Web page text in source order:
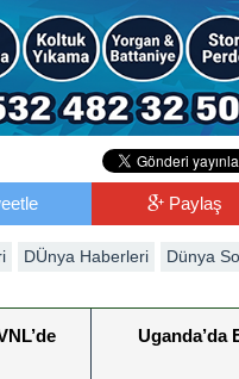
Paylaş
DÜnya Haberleri Dünya
Uganda’da